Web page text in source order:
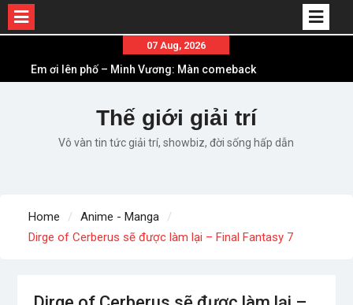
content
07 Aug, 2026
Em ơi lên phố – Minh Vương: Màn comeback
Những ca khúc nhạc xuân “sặc mùi” quảng cáo
nhưng vẫn ấn tượng
Lời bài hát Làm Gì Phải Hốt – Sản phẩm âm nhạc
List ca khúc nhạc tết hay và ý nghĩa nhất mỗi dịp
xuân về
Thế giới giải trí
Vô vàn tin tức giải trí, showbiz, đời sống hấp dẫn
Home
Anime - Manga
Dirge of Cerberus sẽ được làm lại – Final Fantasy 7